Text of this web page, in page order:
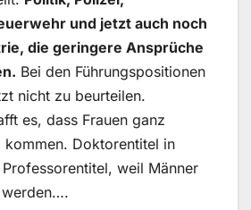
und jetzt auch noch
die geringere Ansprüche
Bei den Führungspositionen
nicht zu beurteilen.
es, dass Frauen ganz
kommen. Doktorentitel in
weil Männer
werden….